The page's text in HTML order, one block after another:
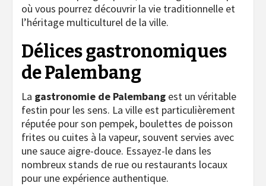
où vous pourrez découvrir la vie traditionnelle et
l’héritage multiculturel de la ville.
Délices gastronomiques
de Palembang
La gastronomie de Palembang est un véritable
festin pour les sens. La ville est particulièrement
réputée pour son pempek, boulettes de poisson
frites ou cuites à la vapeur, souvent servies avec
une sauce aigre-douce. Essayez-le dans les
nombreux stands de rue ou restaurants locaux
pour une expérience authentique.